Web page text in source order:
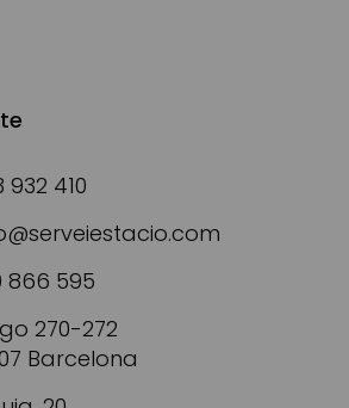
932 410
866 595
270-272
Barcelona